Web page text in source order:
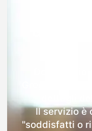
Il servizio è
"soddisfatti o